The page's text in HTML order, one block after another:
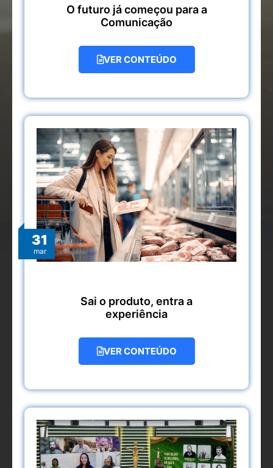
O futuro já começou para a
Comunicação
VER CONTEÚDO
31
mar
Sai o produto, entra a
experiência
VER CONTEÚDO